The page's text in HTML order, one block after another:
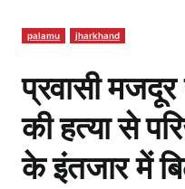
palamu jharkhand
प्रवासी
की हत्या से
के इंतजार में